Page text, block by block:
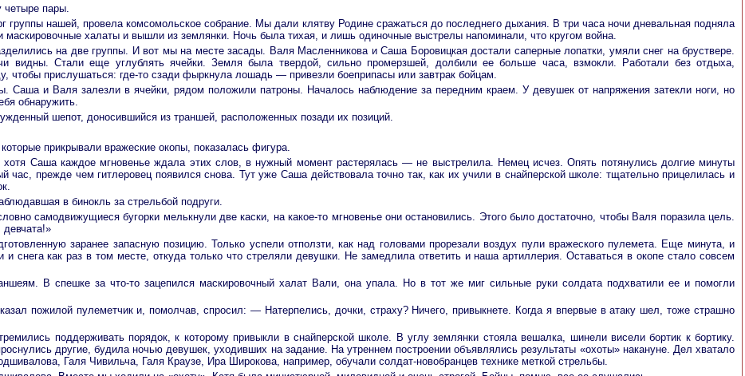
четыре пары.
группы нашей, провела комсомольское собрание. Мы дали клятву Родине сражаться до последнего дыхания. В три часа ночи дневальная подняла
халаты и вышли из землянки. Ночь была тихая, и лишь одиночные выстрелы напоминали, что кругом война.
на две группы. И вот мы на месте засады. Валя Масленникова и Саша Боровицкая достали саперные лопатки, умяли снег на бруствере.
видны. Стали еще углублять ячейки. Земля была твердой, сильно промерзшей, долбили ее больше часа, взмокли. Работали без отдыха,
чтобы прислушаться: где-то сзади фыркнула лошадь — привезли боеприпасы или завтрак бойцам.
Саша и Валя залезли в ячейки, рядом положили патроны. Началось наблюдение за передним краем. У девушек от напряжения затекли ноги, но
обнаружить.
шепот, доносившийся из траншей, расположенных позади их позиций.
прикрывали вражеские окопы, показалась фигура.
Саша каждое мгновенье ждала этих слов, в нужный момент растерялась — не выстрелила. Немец исчез. Опять потянулись долгие минуты
час, прежде чем гитлеровец появился снова. Тут уже Саша действовала точно так, как их учили в снайперской школе: тщательно прицелилась и
в бинокль за стрельбой подруги.
самодвижущиеся бугорки мелькнули две каски, на какое-то мгновенье они остановились. Этого было достаточно, чтобы Валя поразила цель.
заранее запасную позицию. Только успели отползти, как над головами прорезали воздух пули вражеского пулемета. Еще минута, и
снега как раз в том месте, откуда только что стреляли девушки. Не замедлила ответить и наша артиллерия. Оставаться в окопе стало совсем
В спешке за что-то зацепился маскировочный халат Вали, она упала. Но в тот же миг сильные руки солдата подхватили ее и помогли
пожилой пулеметчик и, помолчав, спросил: — Натерпелись, дочки, страху? Ничего, привыкнете. Когда я впервые в атаку шел, тоже страшно
поддерживать порядок, к которому привыкли в снайперской школе. В углу землянки стояла вешалка, шинели висели бортик к бортику.
другие, будила ночью девушек, уходивших на задание. На утреннем построении объявлялись результаты «охоты» накануне. Дел хватало
Галя Чивильча, Галя Краузе, Ира Широкова, например, обучали солдат-новобранцев технике меткой стрельбы.